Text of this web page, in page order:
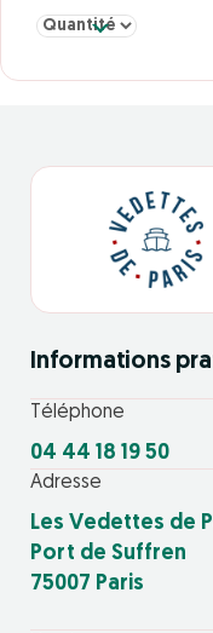
Sélectionner la
Informations
Téléphone
04 44 18 19 50
Adresse
Les Vedettes de
Port de Suffren
75007 Paris